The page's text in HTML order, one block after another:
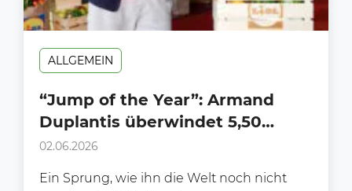
ALLGEMEIN
“Jump of the Year”: Armand
Duplantis überwindet 5,50
Meter hohe Wand aus Lidl-
02.06.2026
Ein Sprung, wie ihn die Welt noch nicht